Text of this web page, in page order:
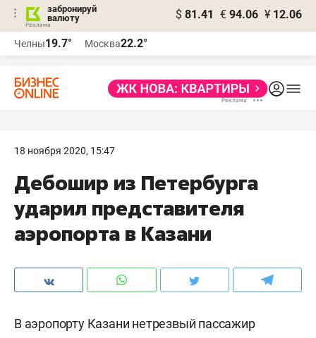
забронируй
валюту
$ 81.41 € 94.06 ¥ 12.06
Челны19.7° Москва22.2°
18 ноября 2020, 15:47
Дебошир из Петербурга
ударил представителя
аэропорта в Казани
В аэропорту Казани нетрезвый пассажир